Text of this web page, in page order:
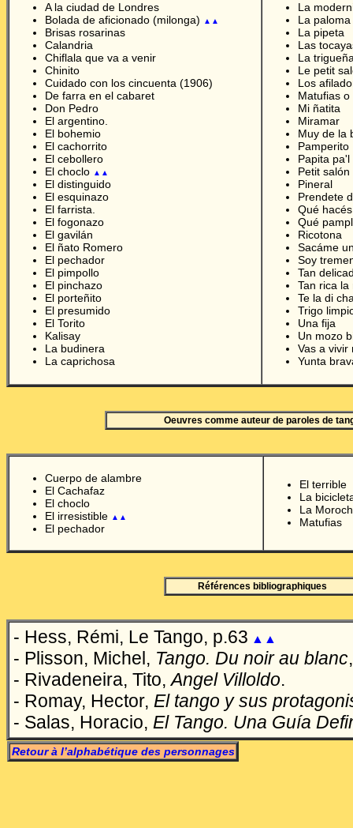
A la ciudad de Londres
Bolada de aficionado (milonga) ▲▲
Brisas rosarinas
Calandria
Chiflala que va a venir
Chinito
Cuidado con los cincuenta (1906)
De farra en el cabaret
Don Pedro
El argentino.
El bohemio
El cachorrito
El cebollero
El choclo ▲▲
El distinguido
El esquinazo
El farrista.
El fogonazo
El gavilán
El ñato Romero
El pechador
El pimpollo
El pinchazo
El porteñito
El presumido
El Torito
Kalisay
La budinera
La caprichosa
La
La paloma
La pipeta
Las
La
Le petit
Los
Matufias o
Mi ñatita
Miramar
Muy de la
Pamperito
Papita pa'l
Petit salón
Pineral
Prendete
Qué
Qué
Ricotona
Sacáme
Soy
Tan
Tan rica la
Te la di
Trigo
Una fija
Un mozo
Vas a vivir
Yunta
Oeuvres comme auteur de paroles de
Cuerpo de alambre
El Cachafaz
El choclo
El irresistible ▲▲
El pechador
El terrible
La
La
Matufias
Références bibliographiques
- Hess, Rémi, Le Tango, p.63 ▲▲
- Plisson, Michel, Tango. Du noir au blanc
- Rivadeneira, Tito,Angel Villoldo.
- Romay, Hector, El tango y sus
- Salas, Horacio, El Tango. Una Guía
Retour à l’alphabétique des personnages